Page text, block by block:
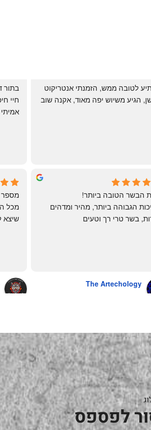
שי
4 months ago
הגיע משיוש יפה מאוד, אקנה שוב
The Artechology
הבשר הטובה ביותר!
הגבוהה ביותר, מהיר ומדהים
בשר טרי רך וטעים
לפספס